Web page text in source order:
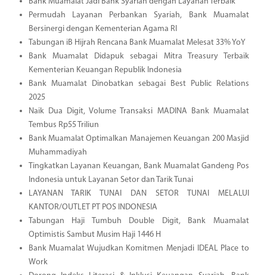
Permudah Layanan Perbankan Syariah, Bank Muamalat
Bersinergi dengan Kementerian Agama RI
Tabungan iB Hijrah Rencana Bank Muamalat Melesat 33% YoY
Bank Muamalat Didapuk sebagai Mitra Treasury Terbaik
Kementerian Keuangan Republik Indonesia
Bank Muamalat Dinobatkan sebagai Best Public Relations
2025
Naik Dua Digit, Volume Transaksi MADINA Bank Muamalat
Tembus Rp55 Triliun
Bank Muamalat Optimalkan Manajemen Keuangan 200 Masjid
Muhammadiyah
Tingkatkan Layanan Keuangan, Bank Muamalat Gandeng Pos
Indonesia untuk Layanan Setor dan Tarik Tunai
LAYANAN TARIK TUNAI DAN SETOR TUNAI MELALUI
KANTOR/OUTLET PT POS INDONESIA
Tabungan Haji Tumbuh Double Digit, Bank Muamalat
Optimistis Sambut Musim Haji 1446 H
Bank Muamalat Wujudkan Komitmen Menjadi IDEAL Place to
Work